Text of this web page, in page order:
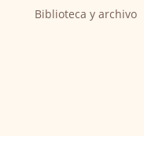
Biblioteca y archivo